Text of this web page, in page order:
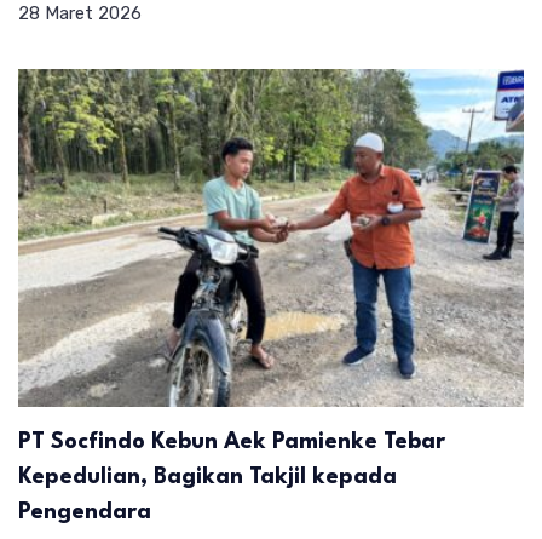
28 Maret 2026
PT Socfindo Kebun Aek Pamienke Tebar
Kepedulian, Bagikan Takjil kepada
Pengendara